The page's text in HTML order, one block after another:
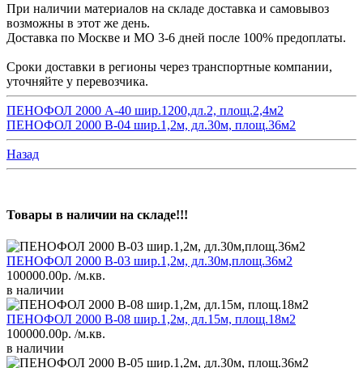
При наличии материалов на складе доставка и самовывоз
возможны в этот же день.
Доставка по Москве и МО 3-6 дней после 100% предоплаты.
Сроки доставки в регионы через транспортные компании,
уточняйте у перевозчика.
ПЕНОФОЛ 2000 А-40 шир.1200,дл.2, площ.2,4м2
ПЕНОФОЛ 2000 В-04 шир.1,2м, дл.30м, площ.36м2
Назад
Товары в наличии на складе!!!
ПЕНОФОЛ 2000 В-03 шир.1,2м, дл.30м,площ.36м2
100000.00р. /м.кв.
в наличии
ПЕНОФОЛ 2000 В-08 шир.1,2м, дл.15м, площ.18м2
100000.00р. /м.кв.
в наличии